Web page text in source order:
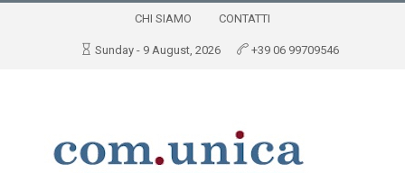
CHI SIAMO CONTATTI
Sunday - 9 August, 2026 +39 06 99709546